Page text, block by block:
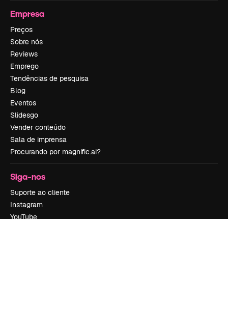
Empresa
Preços
Sobre nós
Reviews
Emprego
Tendências de pesquisa
Blog
Eventos
Slidesgo
Vender conteúdo
Sala de imprensa
Procurando por magnific.ai?
Siga-nos
Suporte ao cliente
Instagram
YouTube